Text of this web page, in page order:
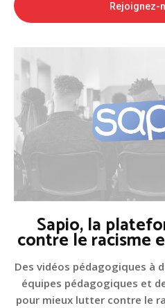
Rejoignez-
Sapio, la
contre le racisme
Des vidéos pédagogiques à
équipes pédagogiques et
pour mieux lutter contre le